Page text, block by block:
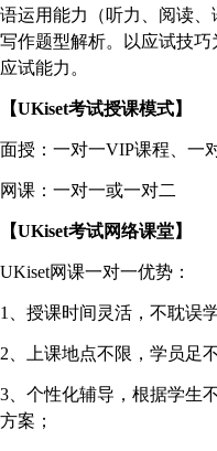
语运用能力（听力、阅读
写作题型解析。以应试技
应试能力。
【UKiset考试授课模式】
面授：一对一VIP课程、一
网课：一对一或一对二
【UKiset考试网络课堂】
UKiset网课一对一优势：
1 、授课时间灵活，不耽误
2 、上课地点不限，学员足
3 、个性化辅导，根据学生
方案；